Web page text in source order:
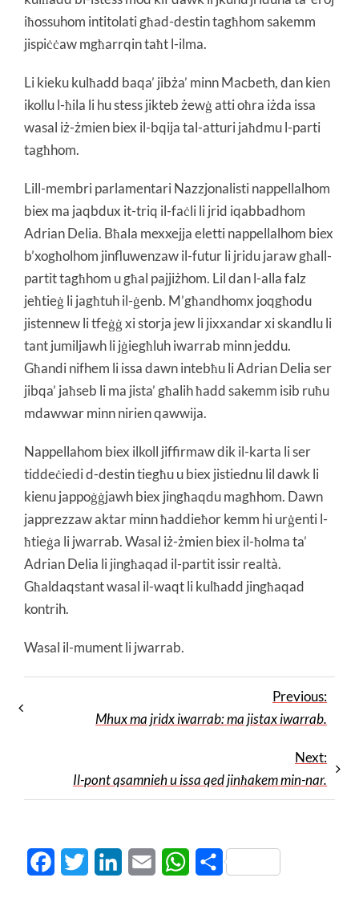
iħossuhom intitolati għad-destin tagħhom sakemm
jispiċċaw mgħarrqin taħt l-ilma.
Li kieku kulħadd baqa’ jibża’ minn Macbeth, dan kien
ikollu l-ħila li hu stess jikteb żewġ atti oħra iżda issa
wasal iż-żmien biex il-bqija tal-atturi jaħdmu l-parti
tagħhom.
Lill-membri parlamentari Nazzjonalisti nappellalhom
biex ma jaqbdux it-triq il-faċli li jrid iqabbadhom
Adrian Delia. Bħala mexxejja eletti nappellalhom biex
b’xogħolhom jinfluwenzaw il-futur li jridu jaraw għall-
partit tagħhom u għal pajjiżhom. Lil dan l-alla falz
jeħtieġ li jagħtuh il-ġenb. M’għandhomx joqgħodu
jistennew li tfeġġ xi storja jew li jixxandar xi skandlu li
tant jumiljawh li jġiegħluh iwarrab minn jeddu.
Għandi nifhem li issa dawn intebħu li Adrian Delia ser
jibqa’ jaħseb li ma jista’ għalih ħadd sakemm isib ruħu
mdawwar minn nirien qawwija.
Nappellahom biex ilkoll jiffirmaw dik il-karta li ser
tiddeċiedi d-destin tiegħu u biex jistiednu lil dawk li
kienu jappoġġjawh biex jingħaqdu magħhom. Dawn
japprezzaw aktar minn ħaddieħor kemm hi urġenti l-
ħtieġa li jwarrab. Wasal iż-żmien biex il-ħolma ta’
Adrian Delia li jingħaqad il-partit issir realtà.
Għaldaqstant wasal il-waqt li kulħadd jingħaqad
kontrih.
Wasal il-mument li jwarrab.
Previous:
Mhux ma jridx iwarrab: ma jistax iwarrab.
Next:
Il-pont qsamnieh u issa qed jinħakem min-nar.
FacebookTwitter LinkedInEmail WhatsApp
Share